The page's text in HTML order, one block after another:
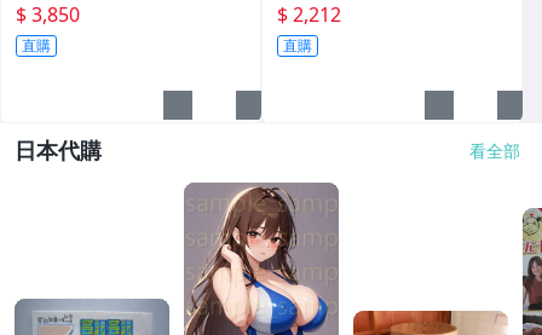
$ 3,850
直購
$ 2,212
直購
日本代購 看全部